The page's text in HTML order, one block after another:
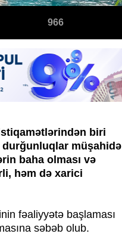
966
biri
müşahidə
baha olması və
həm də xarici
fəaliyyətə başlaması
səbəb olub.